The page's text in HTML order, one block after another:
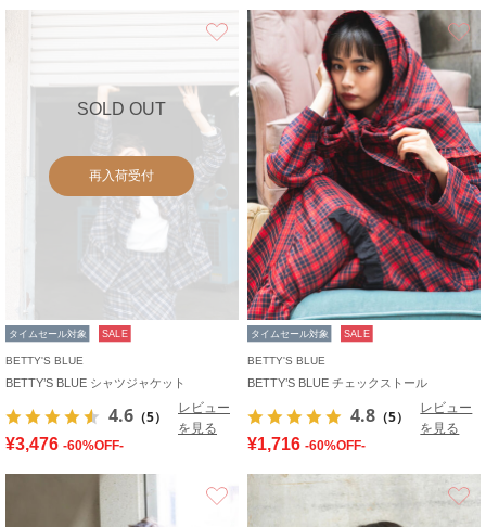
SOLD OUT
再入荷受付
お気に入り
タイムセール対象 SALE
BETTY'S BLUE
BETTY’S BLUE シャツジャケット
4.6 （5）
レビュー
を見る
¥3,476 -60%OFF-
タイムセール対象 SALE
BETTY'S BLUE
BETTY’S BLUE チェックストール
4.8 （5）
レビュー
を見る
¥1,716 -60%OFF-
お気に入り